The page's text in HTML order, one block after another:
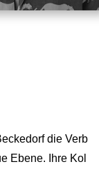
die Verb
Ebene. Ihre Kol